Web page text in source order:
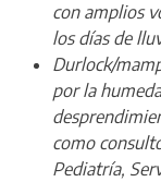
con amplios
los días de
Durlock/
por la
como
Pediatría,